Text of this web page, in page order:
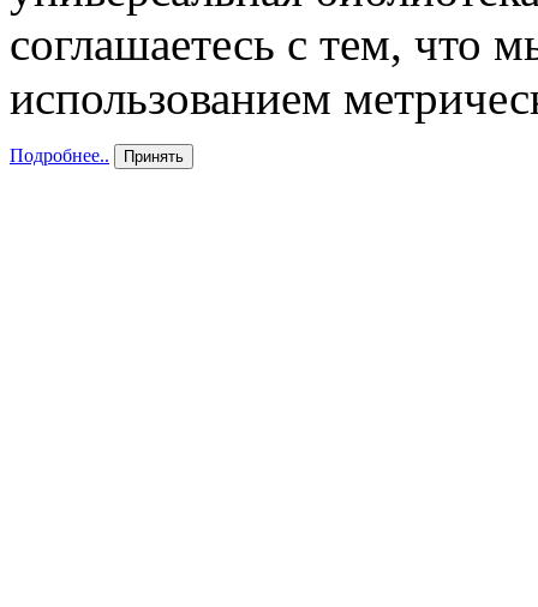
соглашаетесь с тем, что
использованием
Подробнее.. Принять